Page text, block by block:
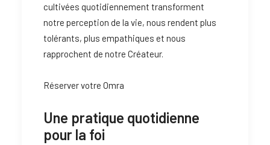
cultivées quotidiennement transforment
notre perception de la vie, nous rendent plus
tolérants, plus empathiques et nous
rapprochent de notre Créateur.
Réserver votre Omra
Une pratique quotidienne
pour la foi